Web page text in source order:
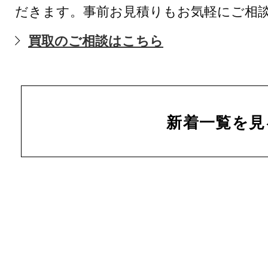
だきます。事前お見積りもお気軽にご相
買取のご相談はこちら
新着一覧を